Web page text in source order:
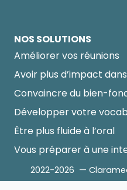
NOS SOLUTIONS
Améliorer vos réunions
Avoir plus d’impact
Convaincre du bien-
Développer votre
Être plus fluide à l’oral
Vous préparer à une
2022-2026 —